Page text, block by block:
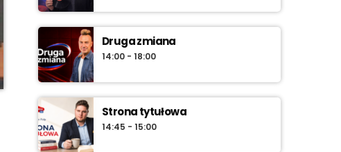
Druga zmiana
14:00 - 18:00
Strona tytułowa
14:45 - 15:00